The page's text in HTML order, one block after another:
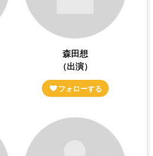
森田想
（出演）